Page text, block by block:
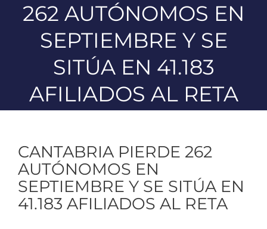
262 AUTÓNOMOS EN
SEPTIEMBRE Y SE
SITÚA EN 41.183
AFILIADOS AL RETA
CANTABRIA PIERDE 262
AUTÓNOMOS EN
SEPTIEMBRE Y SE SITÚA EN
41.183 AFILIADOS AL RETA